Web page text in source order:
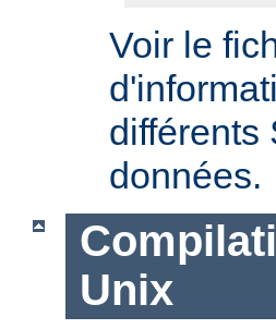
Voir le
différents
données.
Unix